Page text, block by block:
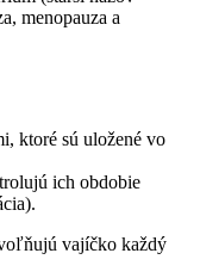
menopauza a
ktoré sú uložené vo
ich obdobie
vajíčko každý